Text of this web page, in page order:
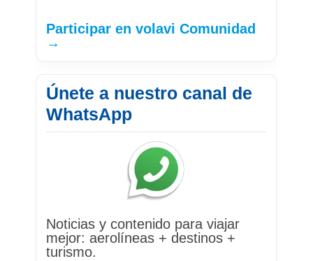
Participar en volavi Comunidad
→
Únete a nuestro canal de
WhatsApp
Noticias y contenido para viajar
mejor: aerolíneas + destinos +
turismo.